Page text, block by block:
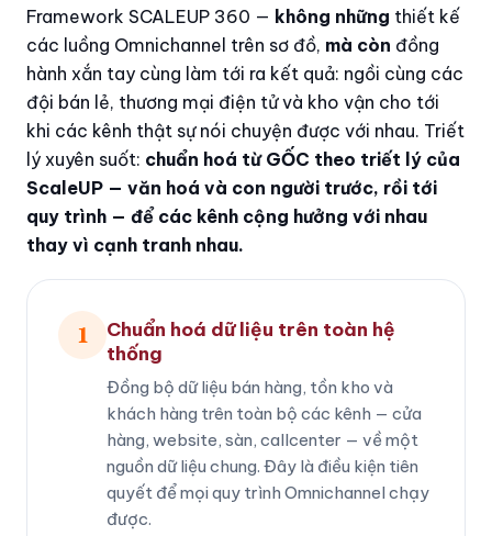
Framework SCALEUP 360 — không những thiết kế
các luồng Omnichannel trên sơ đồ, mà còn đồng
hành xắn tay cùng làm tới ra kết quả: ngồi cùng các
đội bán lẻ, thương mại điện tử và kho vận cho tới
khi các kênh thật sự nói chuyện được với nhau. Triết
lý xuyên suốt: chuẩn hoá từ GỐC theo triết lý của
ScaleUP — văn hoá và con người trước, rồi tới
quy trình — để các kênh cộng hưởng với nhau
thay vì cạnh tranh nhau.
1
Chuẩn hoá dữ liệu trên toàn hệ
thống
Đồng bộ dữ liệu bán hàng, tồn kho và
khách hàng trên toàn bộ các kênh — cửa
hàng, website, sàn, callcenter — về một
nguồn dữ liệu chung. Đây là điều kiện tiên
quyết để mọi quy trình Omnichannel chạy
được.